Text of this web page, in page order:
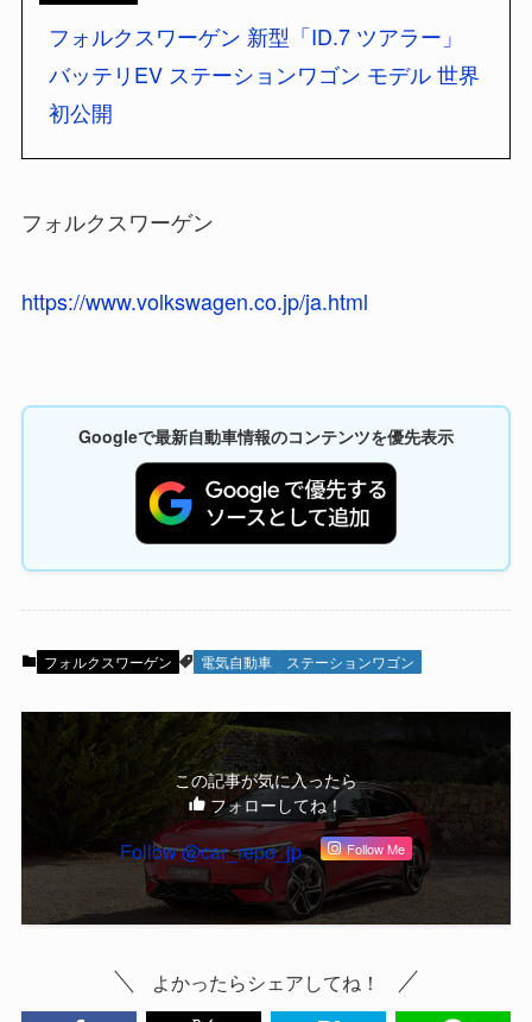
フォルクスワーゲン 新型「ID.7 ツアラー」
バッテリEV ステーションワゴン モデル 世界
初公開
フォルクスワーゲン
https://www.volkswagen.co.jp/ja.html
Googleで最新自動車情報のコンテンツを優先表示
フォルクスワーゲン 電気自動車 ステーションワゴン
この記事が気に入ったら
フォローしてね！
Follow @car_repo_jp Follow Me
よかったらシェアしてね！